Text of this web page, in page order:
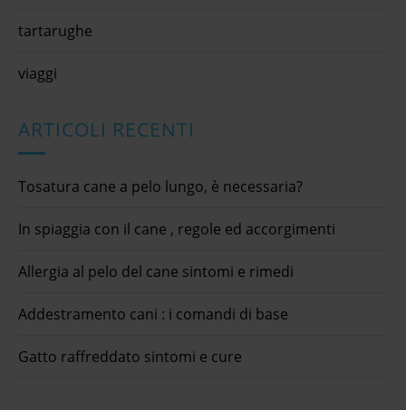
tartarughe
viaggi
ARTICOLI RECENTI
Tosatura cane a pelo lungo, è necessaria?
In spiaggia con il cane , regole ed accorgimenti
Allergia al pelo del cane sintomi e rimedi
Addestramento cani : i comandi di base
Gatto raffreddato sintomi e cure